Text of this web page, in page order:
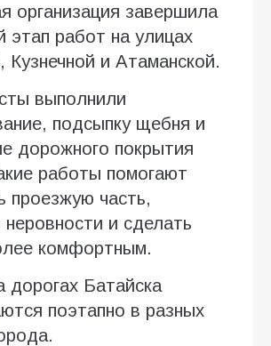
организация завершила
этап работ на улицах
Кузнечной и Атаманской.
выполнили
подсыпку щебня и
дорожного покрытия
работы помогают
проезжую часть,
неровности и сделать
комфортным.
дорогах Батайска
поэтапно в разных